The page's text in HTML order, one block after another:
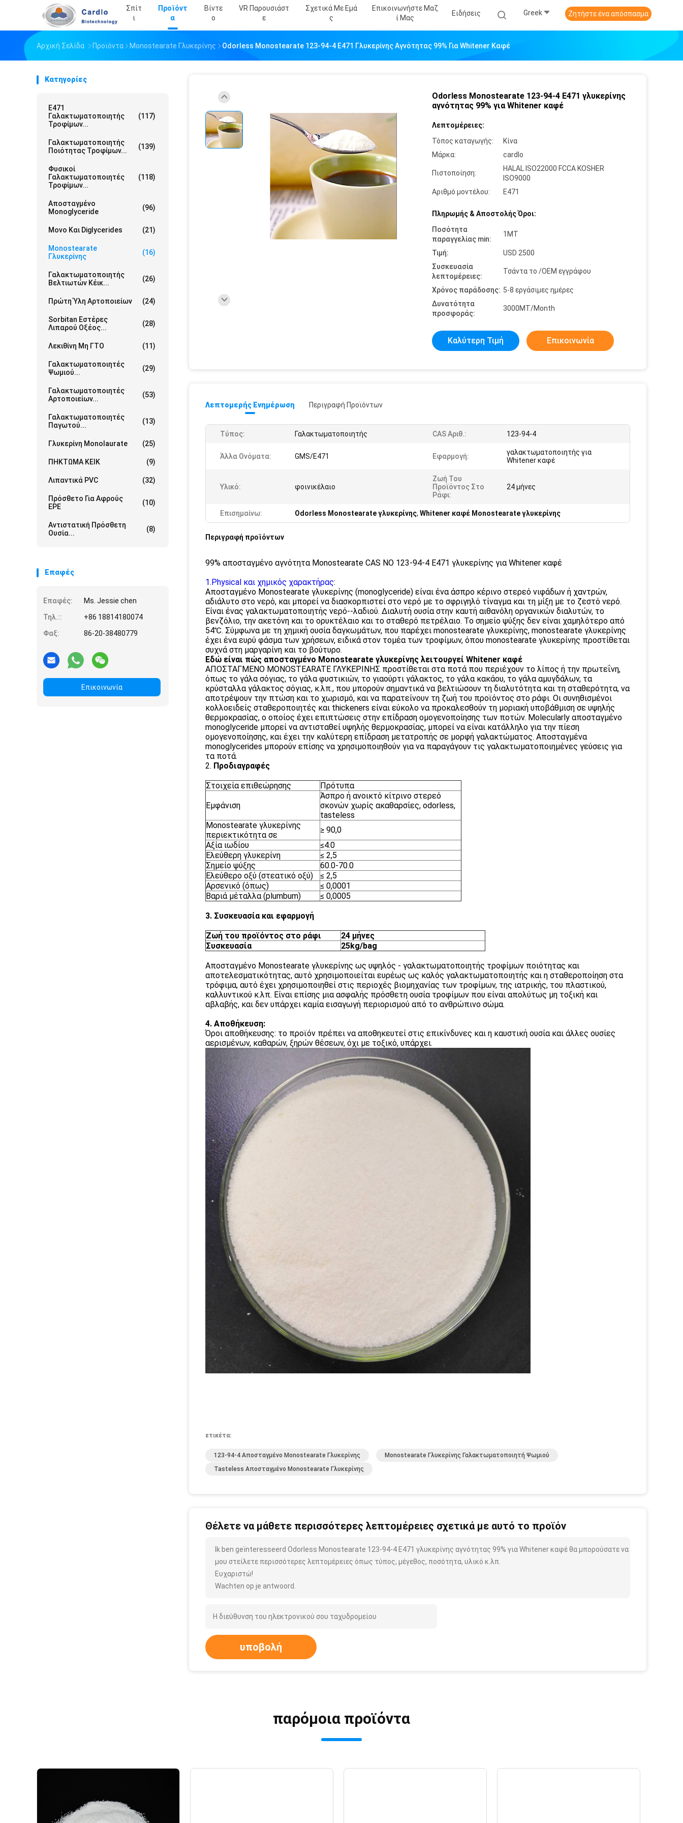
Σπίτ
Ι
Προϊόντ
Α
Βίντε
Ο
VR Παρουσιάστ
Ε
Σχετικά Με Εμά
Σ
Επικοινωνήστε Μαζ
Ί Μας
Ειδήσεις Greek Ζητήστε ένα απόσπασμα
Αρχική Σελίδα Προϊόντα Monostearate Γλυκερίνης Odorless Monostearate 123-94-4 E471 Γλυκερίνης Αγνότητας 99% Για Whitener Καφέ
Κατηγορίες
E471
Γαλακτωματοποιητής
Τροφίμων...
(117)
Γαλακτωματοποιητής
Ποιότητας Τροφίμων...
(139)
Φυσικοί
Γαλακτωματοποιητές
Τροφίμων...
(118)
Αποσταγμένο
Monoglyceride
(96)
Μονο Και Diglycerides (21)
Monostearate
Γλυκερίνης
(16)
Γαλακτωματοποιητής
Βελτιωτών Κέικ...
(26)
Πρώτη Ύλη Αρτοποιείων (24)
Sorbitan Εστέρες
Λιπαρού Οξέος...
(28)
Λεκιθίνη Μη ΓΤΟ (11)
Γαλακτωματοποιητές
Ψωμιού...
(29)
Γαλακτωματοποιητές
Αρτοποιείων...
(53)
Γαλακτωματοποιητές
Παγωτού...
(13)
Γλυκερίνη Monolaurate (25)
ΠΗΚΤΩΜΑ ΚΕΙΚ (9)
Λιπαντικά PVC (32)
Πρόσθετο Για Αφρούς
EPE
(10)
Αντιστατική Πρόσθετη
Ουσία...
(8)
Επαφές
Επαφές:
Ms. Jessie chen
Τηλ.::
+86 18814180074
Φαξ:
86-20-38480779
Επικοινωνία
Odorless Monostearate 123-94-4 E471 γλυκερίνης
αγνότητας 99% για Whitener καφέ
Λεπτομέρειες:
Τόπος καταγωγής:
Κίνα
Μάρκα:
cardlo
Πιστοποίηση:
HALAL ISO22000 FCCA KOSHER
ISO9000
Αριθμό μοντέλου:
E471
Πληρωμής & Αποστολής Όροι:
Ποσότητα
παραγγελίας min:
1MT
Τιμή:
USD 2500
Συσκευασία
λεπτομέρειες:
Τσάντα το /OEM εγγράφου
Χρόνος παράδοσης: 5-8 εργάσιμες ημέρες
Δυνατότητα
προσφοράς:
3000MT/Month
Καλύτερη Τιμή Επικοινωνία
Λεπτομερής Ενημέρωση Περιγραφή Προϊόντων
Τύπος: Γαλακτωματοποιητής CAS Αριθ.: 123-94-4
Άλλα Ονόματα: GMS/E471 Εφαρμογή:
γαλακτωματοποιητής για
Whitener καφέ
Υλικό: φοινικέλαιο
Ζωή Του
Προϊόντος Στο
Ράφι:
24 μήνες
Επισημαίνω: Odorless Monostearate γλυκερίνης, Whitener καφέ Monostearate γλυκερίνης
Περιγραφή προϊόντων
99% αποσταγμένο αγνότητα Monostearate CAS ΝΟ 123-94-4 E471 γλυκερίνης για Whitener καφέ
1.Physical και χημικός χαρακτήρας:
Αποσταγμένο Monostearate γλυκερίνης (monoglyceride) είναι ένα άσπρο κέρινο στερεό νιφάδων ή χαντρών,
αδιάλυτο στο νερό, και μπορεί να διασκορπιστεί στο νερό με το σφριγηλό τίναγμα και τη μίξη με το ζεστό νερό.
Είναι ένας γαλακτωματοποιητής νερό--λαδιού. Διαλυτή ουσία στην καυτή αιθανόλη οργανικών διαλυτών, το
βενζόλιο, την ακετόνη και το ορυκτέλαιο και το σταθερό πετρέλαιο. Το σημείο ψύξης δεν είναι χαμηλότερο από
54℃. Σύμφωνα με τη χημική ουσία δαγκωμάτων, που παρέχει monostearate γλυκερίνης, monostearate γλυκερίνης
έχει ένα ευρύ φάσμα των χρήσεων, ειδικά στον τομέα των τροφίμων, όπου monostearate γλυκερίνης προστίθεται
συχνά στη μαργαρίνη και το βούτυρο.
Εδώ είναι πώς αποσταγμένο Monostearate γλυκερίνης λειτουργεί Whitener καφέ
ΑΠΟΣΤΑΓΜΕΝΟ MONOSTEARATE ΓΛΥΚΕΡΙΝΗΣ προστίθεται στα ποτά που περιέχουν το λίπος ή την πρωτεΐνη,
όπως το γάλα σόγιας, το γάλα φυστικιών, το γιαούρτι γάλακτος, το γάλα κακάου, το γάλα αμυγδάλων, τα
κρύσταλλα γάλακτος σόγιας, κ.λπ., που μπορούν σημαντικά να βελτιώσουν τη διαλυτότητα και τη σταθερότητα, να
αποτρέψουν την πτώση και το χωρισμό, και να παρατείνουν τη ζωή του προϊόντος στο ράφι. Οι συνηθισμένοι
κολλοειδείς σταθεροποιητές και thickeners είναι εύκολο να προκαλεσθούν τη μοριακή υποβάθμιση σε υψηλής
θερμοκρασίας, ο οποίος έχει επιπτώσεις στην επίδραση ομογενοποίησης των ποτών. Molecularly αποσταγμένο
monoglyceride μπορεί να αντισταθεί υψηλής θερμοκρασίας, μπορεί να είναι κατάλληλο για την πίεση
ομογενοποίησης, και έχει την καλύτερη επίδραση μετατροπής σε μορφή γαλακτώματος. Αποσταγμένα
monoglycerides μπορούν επίσης να χρησιμοποιηθούν για να παραγάγουν τις γαλακτωματοποιημένες γεύσεις για
τα ποτά.
2. Προδιαγραφές
Στοιχεία επιθεώρησης Πρότυπα
Εμφάνιση
Άσπρο ή ανοικτό κίτρινο στερεό
σκονών χωρίς ακαθαρσίες, odorless,
tasteless
Monostearate γλυκερίνης
περιεκτικότητα σε
≥ 90,0
Αξία ιωδίου
≤4.0
Ελεύθερη γλυκερίνη
≤ 2,5
Σημείο ψύξης
60.0-70.0
Ελεύθερο οξύ (στεατικό οξύ)
≤ 2,5
Αρσενικό (όπως)
≤ 0,0001
Βαριά μέταλλα (plumbum)
≤ 0,0005
3. Συσκευασία και εφαρμογή
Ζωή του προϊόντος στο ράφι
24 μήνες
Συσκευασία
25kg/bag
Αποσταγμένο Monostearate γλυκερίνης ως υψηλός - γαλακτωματοποιητής τροφίμων ποιότητας και
αποτελεσματικότητας, αυτό χρησιμοποιείται ευρέως ως καλός γαλακτωματοποιητής και η σταθεροποίηση στα
τρόφιμα, αυτό έχει χρησιμοποιηθεί στις περιοχές βιομηχανίας των τροφίμων, της ιατρικής, του πλαστικού,
καλλυντικού κ.λπ. Είναι επίσης μια ασφαλής πρόσθετη ουσία τροφίμων που είναι απολύτως μη τοξική και
αβλαβής, και δεν υπάρχει καμία εισαγωγή περιορισμού από το ανθρώπινο σώμα.
4. Αποθήκευση:
Όροι αποθήκευσης: το προϊόν πρέπει να αποθηκευτεί στις επικίνδυνες και η καυστική ουσία και άλλες ουσίες
αερισμένων, καθαρών, ξηρών θέσεων, όχι με τοξικό, υπάρχει.
ετικέτα:
123-94-4 Αποσταγμένο Monostearate Γλυκερίνης
Monostearate Γλυκερίνης Γαλακτωματοποιητή Ψωμιού
Tasteless Αποσταγμένο Monostearate Γλυκερίνης
Θέλετε να μάθετε περισσότερες λεπτομέρειες σχετικά με αυτό το προϊόν
Ik ben geïnteresseerd Odorless Monostearate 123-94-4 E471 γλυκερίνης αγνότητας 99% για Whitener καφέ θα μπορούσατε να
μου στείλετε περισσότερες λεπτομέρειες όπως τύπος, μέγεθος, ποσότητα, υλικό κ.λπ.
Ευχαριστώ!
Wachten op je antwoord.
υποβολή
παρόμοια προϊόντα